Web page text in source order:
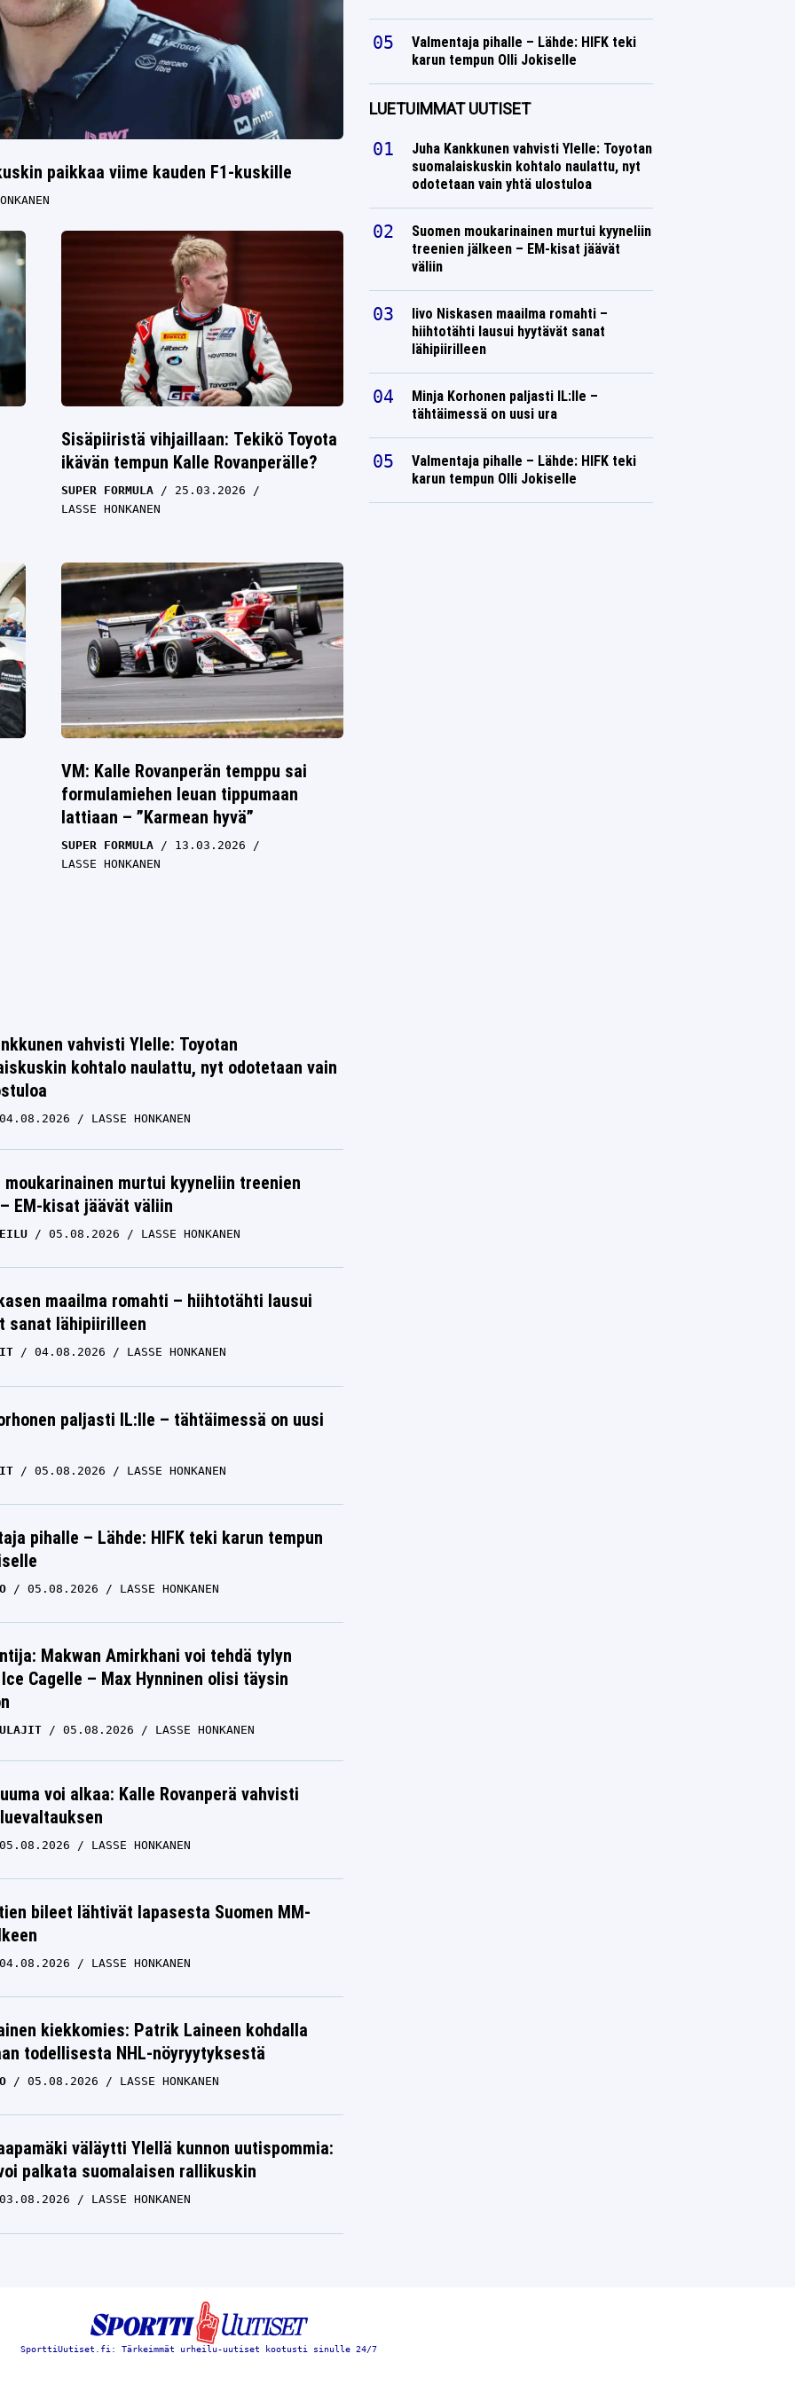
paikkaa viime kauden F1-kuskille
Sisäpiiristä vihjaillaan: Tekikö Toyota
ikävän tempun Kalle Rovanperälle?
SUPER FORMULA
25.03.2026
LASSE HONKANEN
VM: Kalle Rovanperän temppu sai
formulamiehen leuan tippumaan
lattiaan – ”Karmean hyvä”
SUPER FORMULA
13.03.2026
LASSE HONKANEN
kuulosta
SUPER FORMULA
LASSE HONKANEN
IS: Rallin sisäpiiristä shokkipaljastus
LASSE HONKANEN
vahvisti Ylelle: Toyotan
kohtalo naulattu, nyt odotetaan vain
04.08.2026 LASSE HONKANEN
moukarinainen murtui kyyneliin treenien
EM-kisat jäävät väliin
05.08.2026 LASSE HONKANEN
maailma romahti – hiihtotähti lausui
sanat lähipiirilleen
04.08.2026 LASSE HONKANEN
paljasti IL:lle – tähtäimessä on uusi
05.08.2026 LASSE HONKANEN
pihalle – Lähde: HIFK teki karun tempun
05.08.2026 LASSE HONKANEN
Makwan Amirkhani voi tehdä tylyn
Cagelle – Max Hynninen olisi täysin
05.08.2026 LASSE HONKANEN
voi alkaa: Kalle Rovanperä vahvisti
05.08.2026 LASSE HONKANEN
bileet lähtivät lapasesta Suomen MM-
04.08.2026 LASSE HONKANEN
kiekkomies: Patrik Laineen kohdalla
todellisesta NHL-nöyryytyksestä
05.08.2026 LASSE HONKANEN
väläytti Ylellä kunnon uutispommia:
palkata suomalaisen rallikuskin
03.08.2026 LASSE HONKANEN
Valmentaja pihalle – Lähde: HIFK teki
karun tempun Olli Jokiselle
LUETUIMMAT UUTISET
Juha Kankkunen vahvisti Ylelle: Toyotan
suomalaiskuskin kohtalo naulattu, nyt
odotetaan vain yhtä ulostuloa
Suomen moukarinainen murtui kyyneliin
treenien jälkeen – EM-kisat jäävät
väliin
Iivo Niskasen maailma romahti –
hiihtotähti lausui hyytävät sanat
lähipiirilleen
Minja Korhonen paljasti IL:lle –
tähtäimessä on uusi ura
Valmentaja pihalle – Lähde: HIFK teki
karun tempun Olli Jokiselle
SporttiUutiset.fi: Tärkeimmät urheilu-uutiset kootusti sinulle 24/7